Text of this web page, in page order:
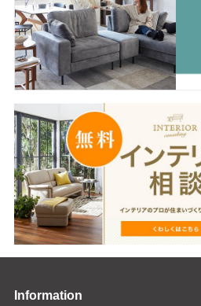
Information